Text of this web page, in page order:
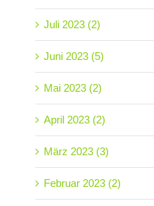
Juli 2023 (2)
Juni 2023 (5)
Mai 2023 (2)
April 2023 (2)
März 2023 (3)
Februar 2023 (2)